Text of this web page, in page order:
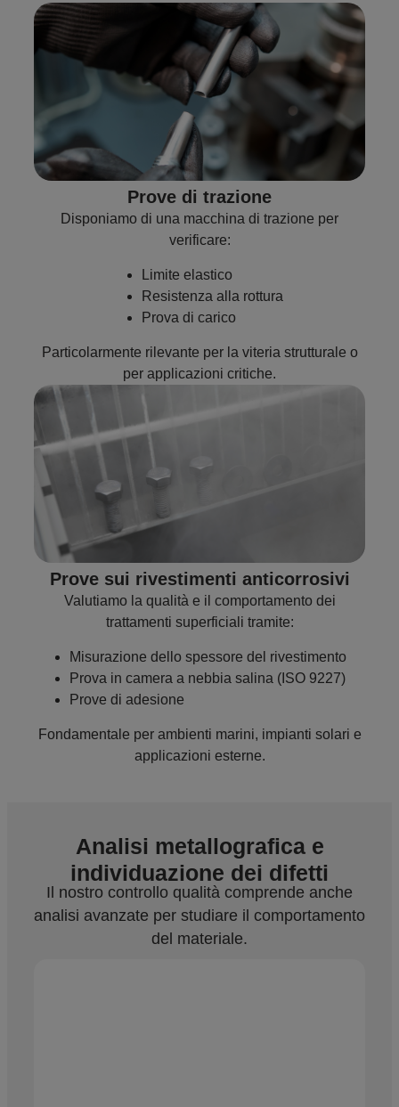
Prove di trazione
Disponiamo di una macchina di trazione per
verificare:
Limite elastico
Resistenza alla rottura
Prova di carico
Particolarmente rilevante per la viteria strutturale o
per applicazioni critiche.
Prove sui rivestimenti anticorrosivi
Valutiamo la qualità e il comportamento dei
trattamenti superficiali tramite:
Misurazione dello spessore del rivestimento
Prova in camera a nebbia salina (ISO 9227)
Prove di adesione
Fondamentale per ambienti marini, impianti solari e
applicazioni esterne.
Analisi metallografica e
individuazione dei difetti
Il nostro controllo qualità comprende anche
analisi avanzate per studiare il comportamento
del materiale.